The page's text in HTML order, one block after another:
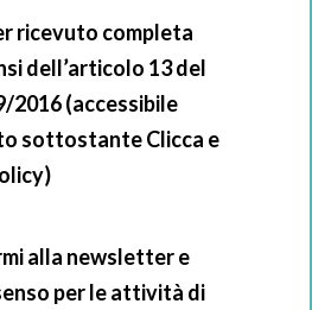
ricevuto completa
dell’articolo 13 del
2016 (accessibile
sottostante Clicca e
alla newsletter e
per le attività di